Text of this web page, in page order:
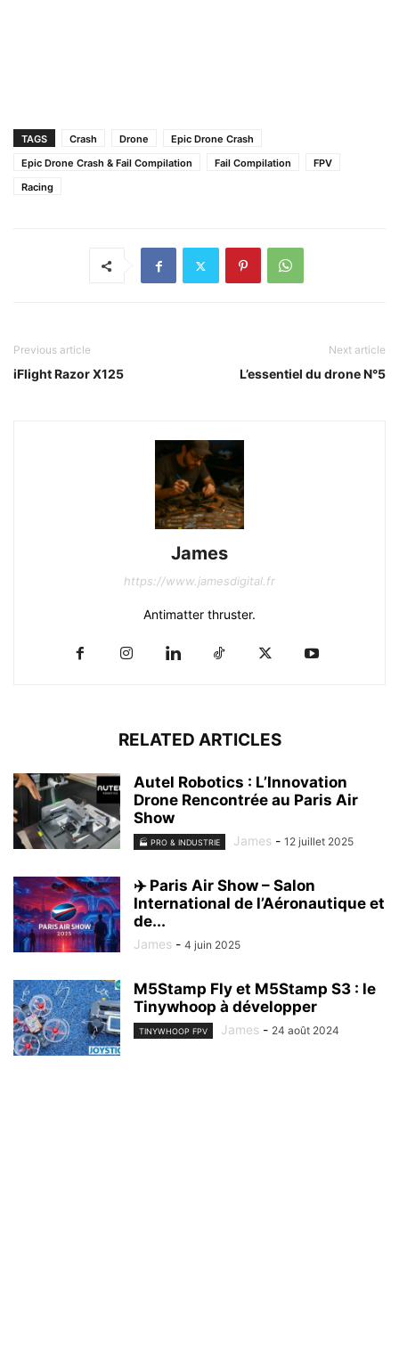
TAGS Crash Drone
Epic Drone Crash
Epic Drone Crash & Fail Compilation
Fail Compilation
FPV
Racing
Previous article
iFlight Razor X125
Next article
L’essentiel du drone N°5
James
https://www.jamesdigital.fr
Antimatter thruster.
RELATED ARTICLES
Autel Robotics : L’Innovation
Drone Rencontrée au Paris Air
Show
🏭 PRO & INDUSTRIE James - 12 juillet 2025
✈️ Paris Air Show – Salon
International de l’Aéronautique et
de...
James - 4 juin 2025
M5Stamp Fly et M5Stamp S3 : le
Tinywhoop à développer
TINYWHOOP FPV James - 24 août 2024